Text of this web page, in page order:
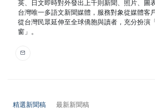
英、日文即時對外發出上千則新聞、照片、圖
台灣唯一多語文新聞媒體，服務對象從媒體客
從台灣民眾延伸至全球僑胞與讀者，充分扮演
窗」。
精選新聞稿 最新新聞稿